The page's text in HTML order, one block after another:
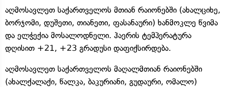
აღმოსავლეთ საქართველოს მთიან რაიონებში (ახალციხე,
ბორჯომი, დუშეთი, თიანეთი, ფასანაური) ხანმოკლე წვიმა
და ელჭექია მოსალოდნელი. ჰაერის ტემპერატურა
დღისით +21, +23 გრადუსი დაფიქსირდება.
აღმოსავლეთ საქართველოს მაღალმთიან რაიონებში
(ახალქალაქი, წალკა, ბაკურიანი, გუდაური, ომალო)